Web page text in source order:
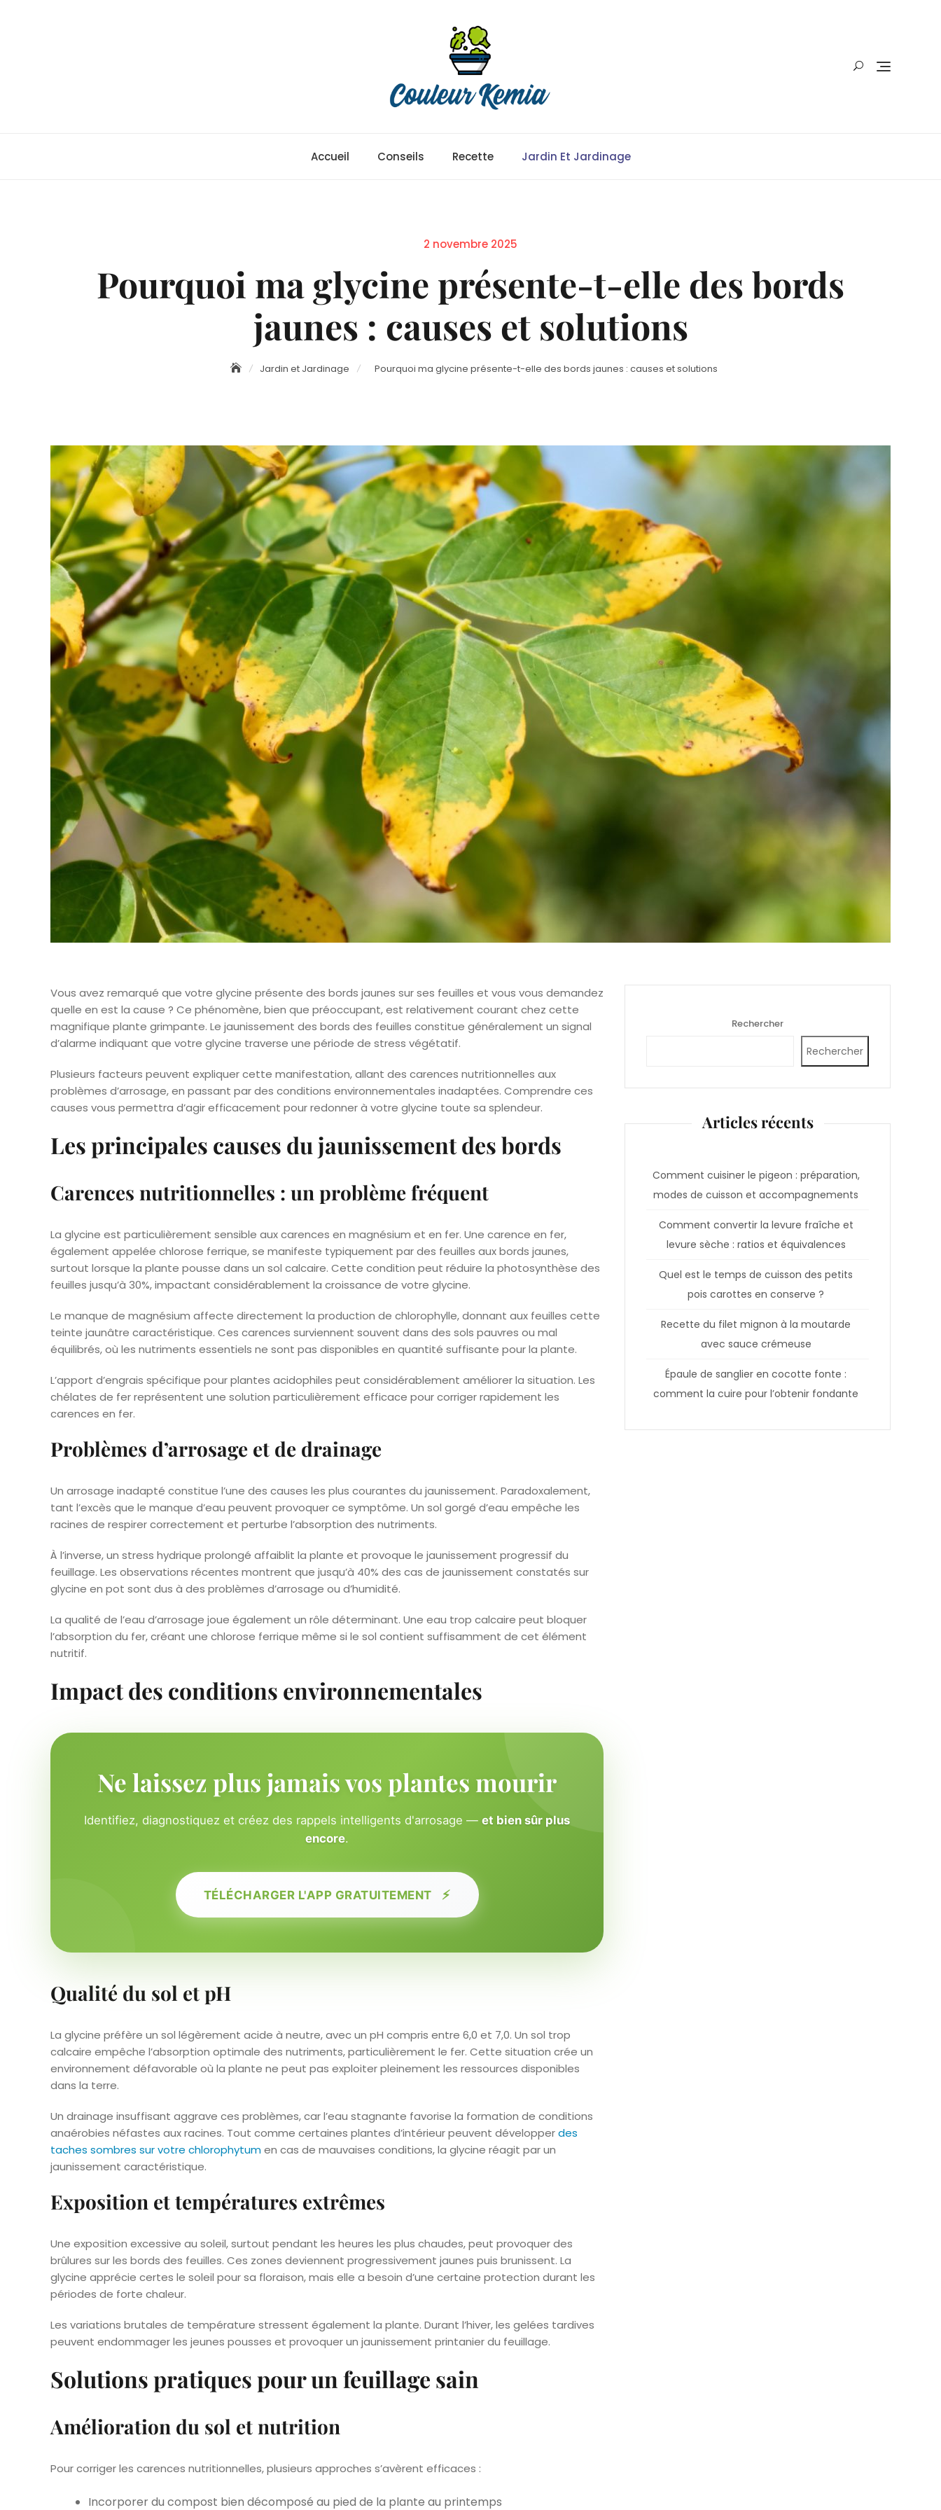
Accueil Conseils Recette Jardin Et Jardinage
Posted
2 novembre 2025
Pourquoi ma glycine présente-t-elle des bords
jaunes : causes et solutions
Jardin et Jardinage Pourquoi ma glycine présente-t-elle des bords jaunes : causes et solutions
Vous avez remarqué que votre glycine présente des bords jaunes sur ses feuilles et vous vous demandez
quelle en est la cause ? Ce phénomène, bien que préoccupant, est relativement courant chez cette
magnifique plante grimpante. Le jaunissement des bords des feuilles constitue généralement un signal
d’alarme indiquant que votre glycine traverse une période de stress végétatif.
Plusieurs facteurs peuvent expliquer cette manifestation, allant des carences nutritionnelles aux
problèmes d’arrosage, en passant par des conditions environnementales inadaptées. Comprendre ces
causes vous permettra d’agir efficacement pour redonner à votre glycine toute sa splendeur.
Les principales causes du jaunissement des bords
Carences nutritionnelles : un problème fréquent
La glycine est particulièrement sensible aux carences en magnésium et en fer. Une carence en fer,
également appelée chlorose ferrique, se manifeste typiquement par des feuilles aux bords jaunes,
surtout lorsque la plante pousse dans un sol calcaire. Cette condition peut réduire la photosynthèse des
feuilles jusqu’à 30%, impactant considérablement la croissance de votre glycine.
Le manque de magnésium affecte directement la production de chlorophylle, donnant aux feuilles cette
teinte jaunâtre caractéristique. Ces carences surviennent souvent dans des sols pauvres ou mal
équilibrés, où les nutriments essentiels ne sont pas disponibles en quantité suffisante pour la plante.
L’apport d’engrais spécifique pour plantes acidophiles peut considérablement améliorer la situation. Les
chélates de fer représentent une solution particulièrement efficace pour corriger rapidement les
carences en fer.
Problèmes d’arrosage et de drainage
Un arrosage inadapté constitue l’une des causes les plus courantes du jaunissement. Paradoxalement,
tant l’excès que le manque d’eau peuvent provoquer ce symptôme. Un sol gorgé d’eau empêche les
racines de respirer correctement et perturbe l’absorption des nutriments.
À l’inverse, un stress hydrique prolongé affaiblit la plante et provoque le jaunissement progressif du
feuillage. Les observations récentes montrent que jusqu’à 40% des cas de jaunissement constatés sur
glycine en pot sont dus à des problèmes d’arrosage ou d’humidité.
La qualité de l’eau d’arrosage joue également un rôle déterminant. Une eau trop calcaire peut bloquer
l’absorption du fer, créant une chlorose ferrique même si le sol contient suffisamment de cet élément
nutritif.
Impact des conditions environnementales
Ne laissez plus jamais vos plantes mourir
Identifiez, diagnostiquez et créez des rappels intelligents d'arrosage — et bien sûr plus
encore.
TÉLÉCHARGER L'APP GRATUITEMENT ⚡
Qualité du sol et pH
La glycine préfère un sol légèrement acide à neutre, avec un pH compris entre 6,0 et 7,0. Un sol trop
calcaire empêche l’absorption optimale des nutriments, particulièrement le fer. Cette situation crée un
environnement défavorable où la plante ne peut pas exploiter pleinement les ressources disponibles
dans la terre.
Un drainage insuffisant aggrave ces problèmes, car l’eau stagnante favorise la formation de conditions
anaérobies néfastes aux racines. Tout comme certaines plantes d’intérieur peuvent développerdes
taches sombres sur votre chlorophytumen cas de mauvaises conditions, la glycine réagit par un
jaunissement caractéristique.
Exposition et températures extrêmes
Une exposition excessive au soleil, surtout pendant les heures les plus chaudes, peut provoquer des
brûlures sur les bords des feuilles. Ces zones deviennent progressivement jaunes puis brunissent. La
glycine apprécie certes le soleil pour sa floraison, mais elle a besoin d’une certaine protection durant les
périodes de forte chaleur.
Les variations brutales de température stressent également la plante. Durant l’hiver, les gelées tardives
peuvent endommager les jeunes pousses et provoquer un jaunissement printanier du feuillage.
Solutions pratiques pour un feuillage sain
Amélioration du sol et nutrition
Pour corriger les carences nutritionnelles, plusieurs approches s’avèrent efficaces :
Incorporer du compost bien décomposé au pied de la plante au printemps
Rechercher
Rechercher
Articles récents
Comment cuisiner le pigeon : préparation,
modes de cuisson et accompagnements
Comment convertir la levure fraîche et
levure sèche : ratios et équivalences
Quel est le temps de cuisson des petits
pois carottes en conserve ?
Recette du filet mignon à la moutarde
avec sauce crémeuse
Épaule de sanglier en cocotte fonte :
comment la cuire pour l’obtenir fondante